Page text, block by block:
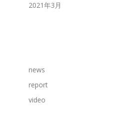
2021年3月
news
report
video